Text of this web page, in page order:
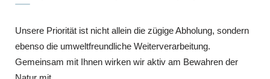
Unsere Priorität ist nicht allein die zügige Abholung, sondern
ebenso die umweltfreundliche Weiterverarbeitung.
Gemeinsam mit Ihnen wirken wir aktiv am Bewahren der